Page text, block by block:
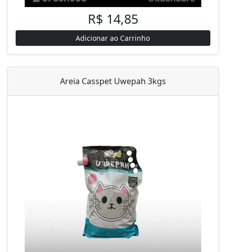
R$ 14,85
Adicionar ao Carrinho
Areia Casspet Uwepah 3kgs